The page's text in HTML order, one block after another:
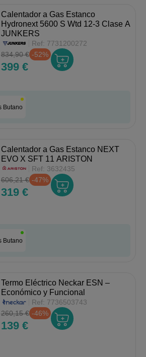
Calentador a Gas Estanco
Hydronext 5600 S Wtd 12-3 Clase A
JUNKERS
Ref: 7731200272
834,90 € -52%
399 €
Butano
Calentador a Gas Estanco NEXT
EVO X SFT 11 ARISTON
Ref: 3632435
606,21 € -47%
319 €
Butano
Termo Eléctrico Neckar ESN –
Económico y Funcional
Ref: 7736503743
260,15 € -46%
139 €